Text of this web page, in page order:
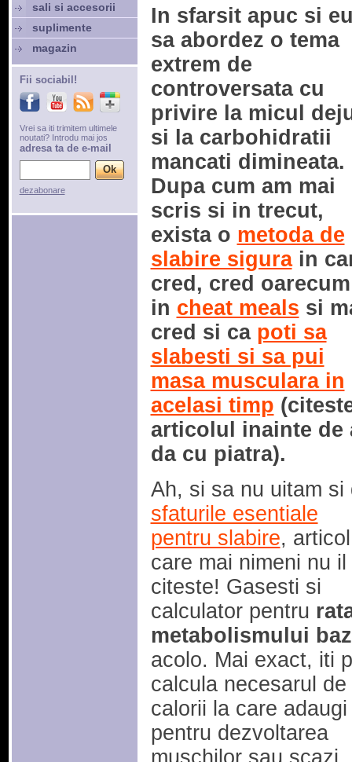
In sfarsit apuc si
sa abordez o tema
extrem de
controversata cu
privire la micul
si la carbohidratii
mancati dimineata.
Dupa cum am mai
scris si in trecut,
exista o metoda de
slabire sigurain
cred, cred
in cheat meals si
cred si ca poti sa
slabesti si sa pui
masa musculara in
acelasi timp
articolul inainte de
da cu piatra).
Ah, si sa nu uitam si
sfaturile esentiale
pentru slabire,
care mai nimeni nu il
citeste! Gasesti si
calculator pentru
metabolismului
acolo. Mai exact, iti
calcula necesarul de
calorii la care adaugi
pentru dezvoltarea
muschilor sau scazi
sali si accesorii
suplimente
magazin
Fii sociabil!
Vrei sa iti trimitem ultimele
noutati? Introdu mai jos
adresa ta de e-mail
dezabonare